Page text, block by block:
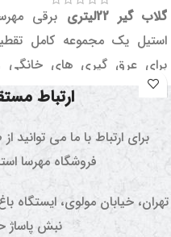
گلاب گیر 22لیتری
برقی
استیل یک مجموعه کامل
برای عرق گیری های خانگی
البته فروشگاهی می باشد.
این دستگاه شامل دیگ بخار،
کندانسور تقطیر،
سیلیکونی ، گیج فشار و دما
چفت های درب مخزن و پورت
خروج بخار می باشد.
ارتباط
برای ارتباط با ما می توانید
فروشگاه مهرسا
تهران، خیابان مولوی،
نبش پاساژ